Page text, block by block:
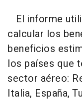
El informe
calcular los
beneficios
los países que
sector aéreo:
Italia, España,